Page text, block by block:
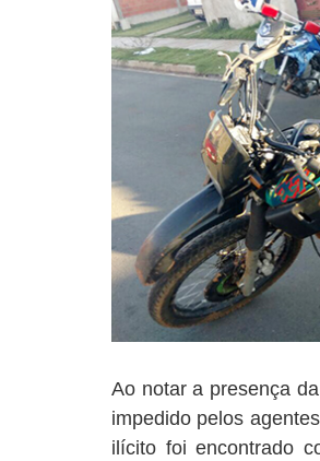
Ao notar a presença
impedido pelos
ilícito foi encontrado